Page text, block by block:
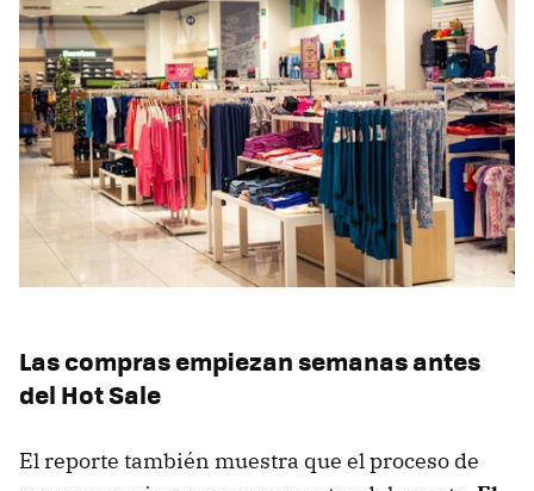
Las compras empiezan semanas antes
del Hot Sale
El reporte también muestra que el proceso de